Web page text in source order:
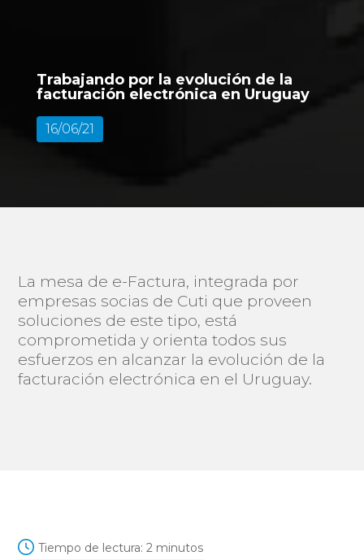
Trabajando por la evolución de la
facturación electrónica en Uruguay
16/06/21
La mesa de e-Factura, integrada por
empresas socias de Cuti que proveen
soluciones de este tipo, está
comprometida y orienta todos sus
esfuerzos en alcanzar la evolución de la
facturación electrónica en el Uruguay.
Tiempo de lectura: 2 minutos